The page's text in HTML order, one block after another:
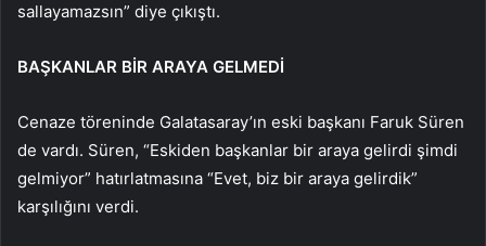
sallayamazsın” diye çıkıştı.
BAŞKANLAR BİR ARAYA GELMEDİ
Cenaze töreninde Galatasaray’ın eski başkanı Faruk Süren
de vardı. Süren, “Eskiden başkanlar bir araya gelirdi şimdi
gelmiyor” hatırlatmasına “Evet, biz bir araya gelirdik”
karşılığını verdi.